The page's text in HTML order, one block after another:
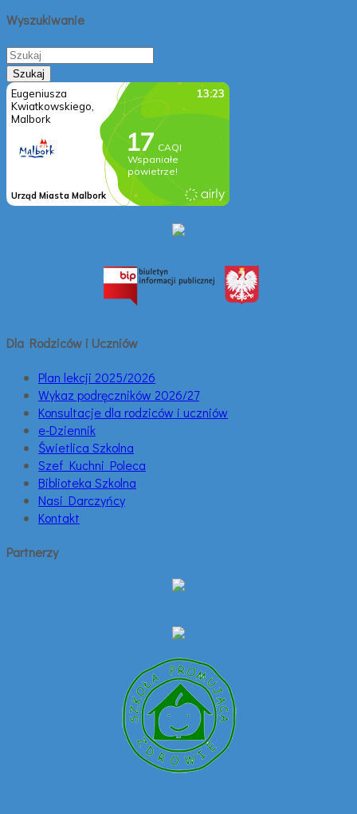
Wyszukiwanie
Dla Rodziców i Uczniów
Plan lekcji 2025/2026
Wykaz podręczników 2026/27
Konsultacje dla rodziców i uczniów
e-Dziennik
Świetlica Szkolna
Szef Kuchni Poleca
Biblioteka Szkolna
Nasi Darczyńcy
Kontakt
Partnerzy